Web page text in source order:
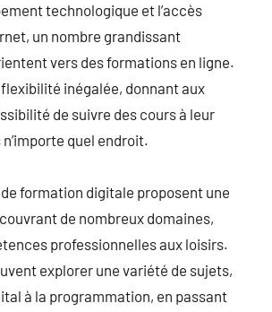
technologique et l’accès
un nombre grandissant
vers des formations en ligne.
inégalée, donnant aux
de suivre des cours à leur
quel endroit.
formation digitale proposent une
de nombreux domaines,
professionnelles aux loisirs.
explorer une variété de sujets,
à la programmation, en passant